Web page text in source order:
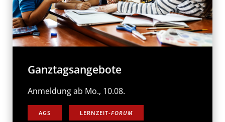
Ganztagsangebote
Anmeldung ab Mo., 10.08.
AGS LERNZEIT-FORUM